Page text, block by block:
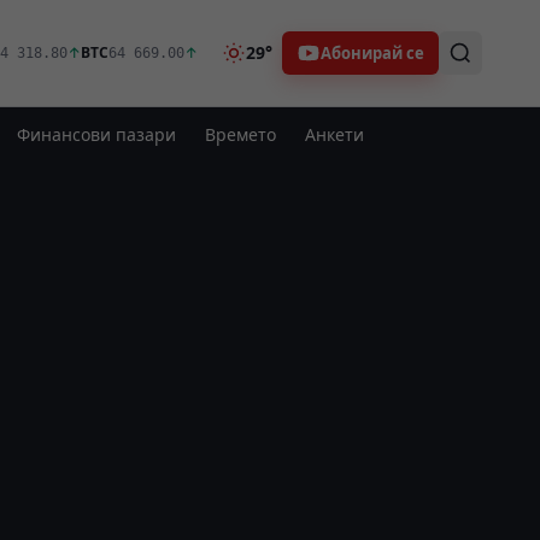
4 318.80↑BTC64 669.00↑ 29° Абонирай се
Финансови пазари Времето Анкети